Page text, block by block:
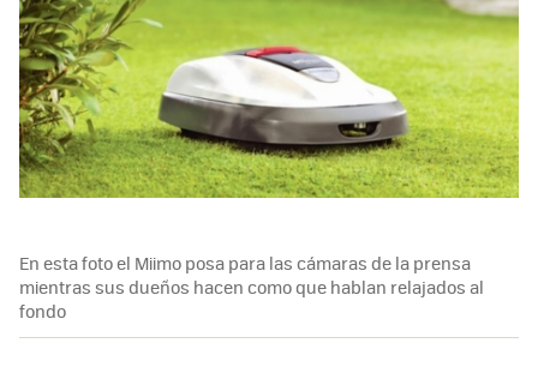
En esta foto el Miimo posa para las cámaras de la prensa
mientras sus dueños hacen como que hablan relajados al
fondo